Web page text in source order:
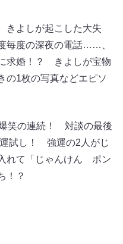
きよしが起こした大失
毎度の深夜の電話……、
求婚！？ きよしが宝物
の1枚の写真などエピソ
笑の連続！ 対談の最後
試し！ 強運の2人がじ
れて「じゃんけん ポン
！？